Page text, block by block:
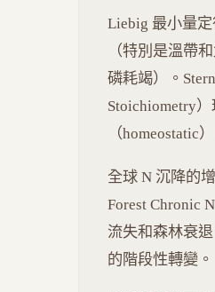
Liebig 最小量
（特別是溫帶
磷耗竭）。
Stoichiometry
（homeostatic
全球 N 沉降的
Forest Chronic
流失和森林衰
的階段性轉變。